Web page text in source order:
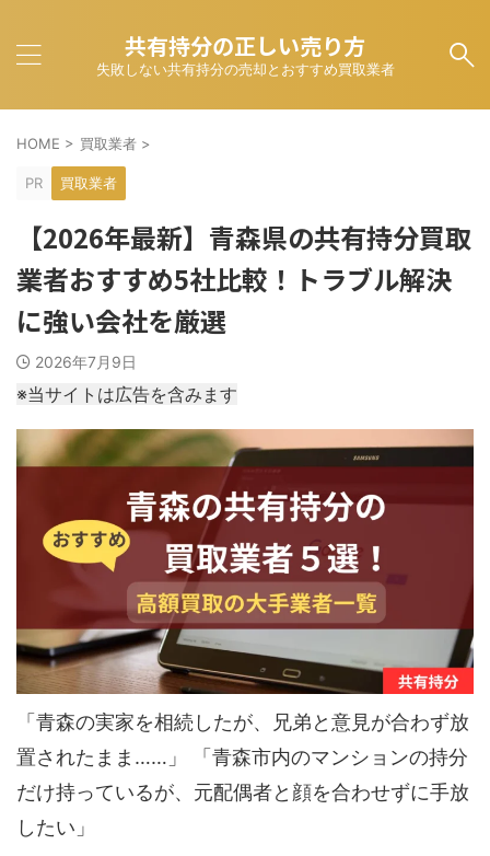
共有持分の正しい売り方
失敗しない共有持分の売却とおすすめ買取業者
HOME > 買取業者 >
PR 買取業者
【2026年最新】青森県の共有持分買取
業者おすすめ5社比較！トラブル解決
に強い会社を厳選
2026年7月9日
※当サイトは広告を含みます
「青森の実家を相続したが、兄弟と意見が合わず放
置されたまま……」 「青森市内のマンションの持分
だけ持っているが、元配偶者と顔を合わせずに手放
したい」